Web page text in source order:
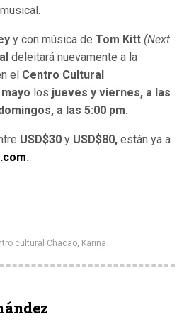
y con música de Tom Kitt (Next
deleitará nuevamente a la
el Centro Cultural
los jueves y viernes, a las
a las 5:00 pm.
USD$30 y USD$80, están ya a
.
cultural Chacao, Karina